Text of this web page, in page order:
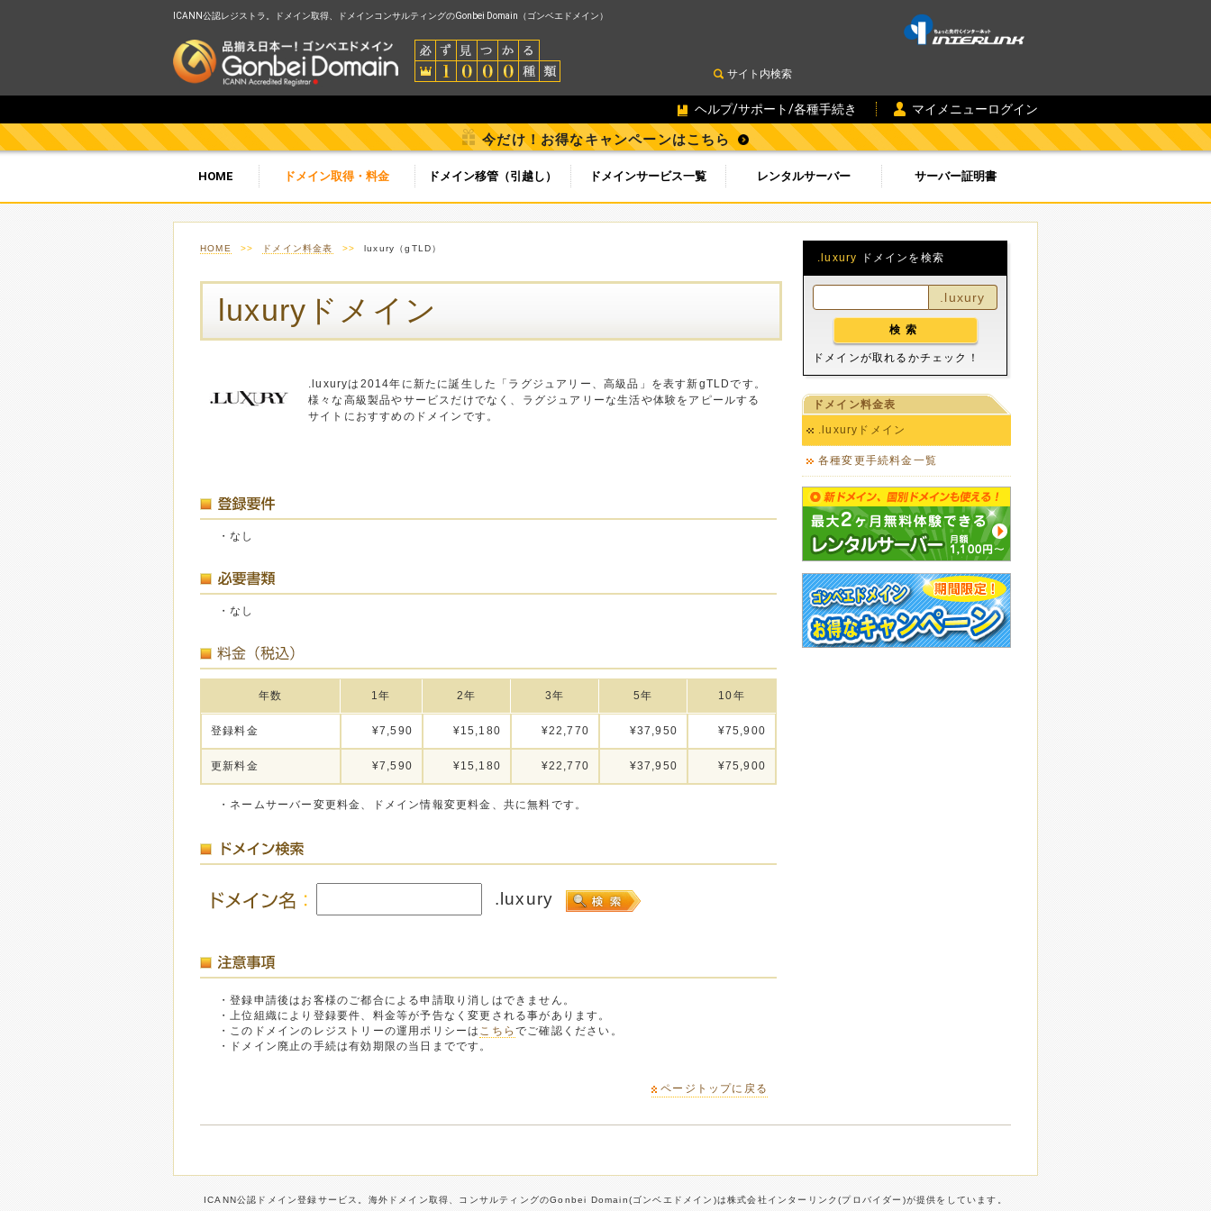
ICANN公認レジストラ。ドメイン取得、ドメインコンサルティングのGonbei Domain（ゴンベエドメイン）
サイト内検索
ヘルプ/サポート/各種手続き マイメニューログイン
今だけ！お得なキャンペーンはこちら
HOME ドメイン取得・料金 ドメイン移管（引越し） ドメインサービス一覧 レンタルサーバー サーバー証明書
HOME >> ドメイン料金表 >> luxury（gTLD）
luxuryドメイン
.luxuryは2014年に新たに誕生した「ラグジュアリー、高級品」を表す新gTLDです。
様々な高級製品やサービスだけでなく、ラグジュアリーな生活や体験をアピールする
サイトにおすすめのドメインです。
・なし
・なし
年数 1年 2年 3年 5年 10年
登録料金 ¥7,590 ¥15,180 ¥22,770 ¥37,950 ¥75,900
更新料金 ¥7,590 ¥15,180 ¥22,770 ¥37,950 ¥75,900
・ネームサーバー変更料金、ドメイン情報変更料金、共に無料です。
.luxury
・登録申請後はお客様のご都合による申請取り消しはできません。
・上位組織により登録要件、料金等が予告なく変更される事があります。
・このドメインのレジストリーの運用ポリシーは こちらでご確認ください。
・ドメイン廃止の手続は有効期限の当日までです。
ページトップに戻る
.luxury ドメインを検索
.luxury
ドメインが取れるかチェック！
ドメイン料金表
.luxuryドメイン
各種変更手続料金一覧
ICANN公認ドメイン登録サービス。海外ドメイン取得、コンサルティングのGonbei Domain(ゴンベエドメイン)は株式会社インターリンク(プロバイダー)が提供をしています。